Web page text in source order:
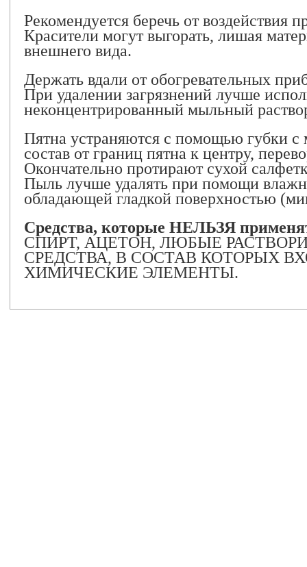
Рекомендуется беречь от воздействия
Красители могут выгорать, лишая
внешнего вида.
Держать вдали от обогревательных
При удалении загрязнений лучше
неконцентрированный мыльный
Пятна устраняются с помощью губки
состав от границ пятна к центру,
Окончательно протирают сухой
Пыль лучше удалять при помощи
обладающей гладкой поверхностью
Средства, которые НЕЛЬЗЯ
СПИРТ, АЦЕТОН, ЛЮБЫЕ
СРЕДСТВА, В СОСТАВ КОТОРЫХ
ХИМИЧЕСКИЕ ЭЛЕМЕНТЫ.